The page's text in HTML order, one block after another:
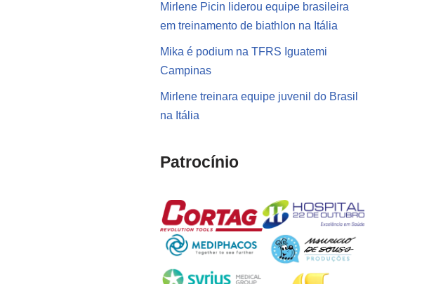
Mirlene Picin liderou equipe brasileira
em treinamento de biathlon na Itália
Mika é podium na TFRS Iguatemi
Campinas
Mirlene treinara equipe juvenil do Brasil
na Itália
Patrocínio